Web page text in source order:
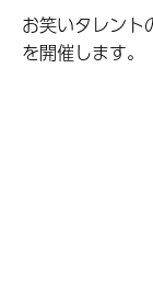
お笑いタレント
を開催します。